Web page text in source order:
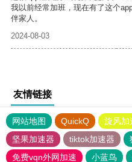
我以前经常加班，现在有了这个
伴家人。
2024-08-03
友情链接
网站地图 QuickQ 旋风加
坚果加速器
tiktok加速器
免费vqn外网加速
小蓝鸟